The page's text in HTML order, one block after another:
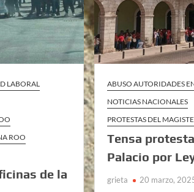
LABORAL
ROO
de la
ABUSO AUTORIDADES
NOTICIAS NACIONALES
PROTESTAS DEL
Tensa
Palacio por
grieta 20 marzo,